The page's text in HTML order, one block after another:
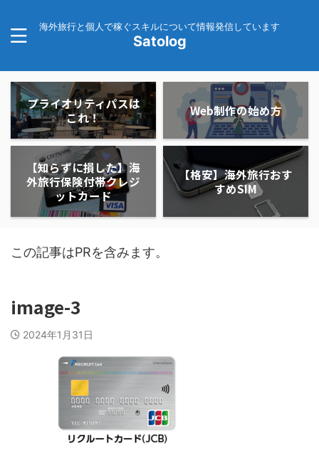
海外旅行と個人で稼ぐスキルについて情報発信しています
Satolog
プライオリティパスは
これ！
Web制作の始め方
【知らずに損した】海
外旅行保険付帯クレジ
ットカード
【格安】海外旅行おす
すめSIM
この記事はPRを含みます。
image-3
2024年1月31日